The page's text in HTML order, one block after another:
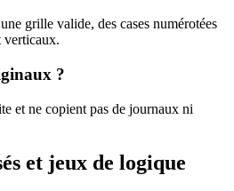
grille valide, des cases numérotées
verticaux.
?
et ne copient pas de journaux ni
et jeux de logique